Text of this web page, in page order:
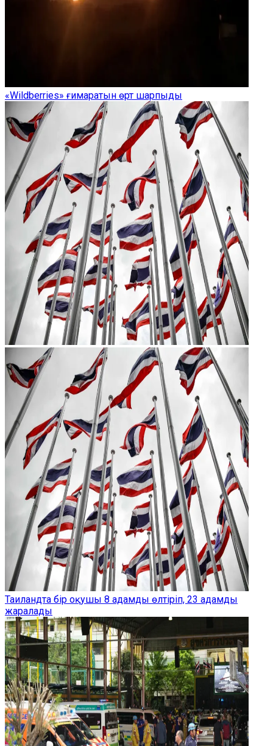
«Wildberries» ғимаратын өрт шарпыды
Таиландта бір оқушы 8 адамды өлтіріп, 23 адамды
жаралады